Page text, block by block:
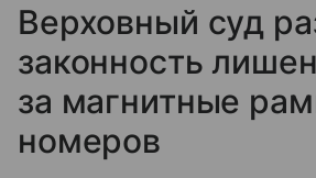
Верховный суд
законность
за магнитные
номеров